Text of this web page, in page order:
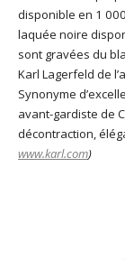
disponible en 1
laquée noire
sont gravées du
Karl Lagerfeld de
Synonyme
avant-gardiste de
décontraction,
www.karl.com)